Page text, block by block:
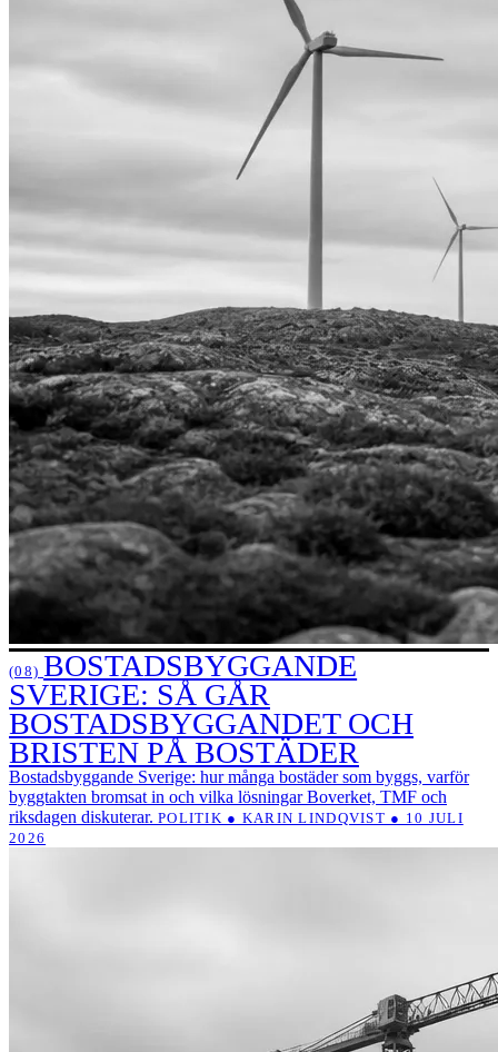
(08) BOSTADSBYGGANDE
SVERIGE: SÅ GÅR
BOSTADSBYGGANDET OCH
BRISTEN PÅ BOSTÄDER
Bostadsbyggande Sverige: hur många bostäder som byggs, varför
byggtakten bromsat in och vilka lösningar Boverket, TMF och
riksdagen diskuterar. POLITIK ● KARIN LINDQVIST ● 10 JULI
2026